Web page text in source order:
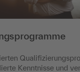
Kenntnisse und